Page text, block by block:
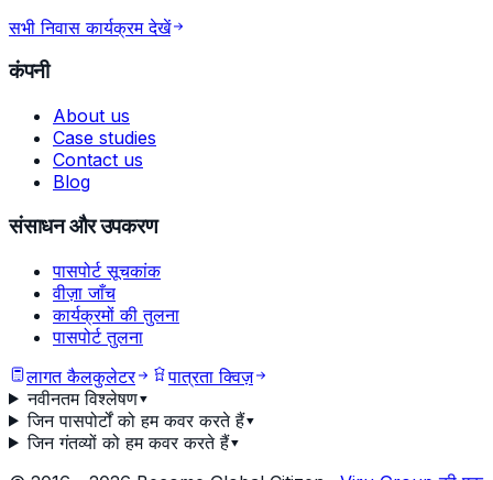
सभी निवास कार्यक्रम देखें
कंपनी
About us
Case studies
Contact us
Blog
संसाधन और उपकरण
पासपोर्ट सूचकांक
वीज़ा जाँच
कार्यक्रमों की तुलना
पासपोर्ट तुलना
लागत कैलकुलेटर
पात्रता क्विज़
नवीनतम विश्लेषण▾
जिन पासपोर्टों को हम कवर करते हैं▾
जिन गंतव्यों को हम कवर करते हैं▾